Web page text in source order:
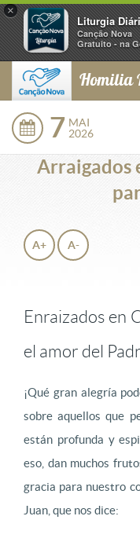
×
Liturgia
Canção Nova
Gratuito - na
Homilia
7 MAI
2026
Arraigados
A+ A-
Enraizados en
el amor del
¡Qué gran alegría
sobre aquellos que
están profunda y
eso, dan muchos
gracia para nuestro
Juan, que nos dice: